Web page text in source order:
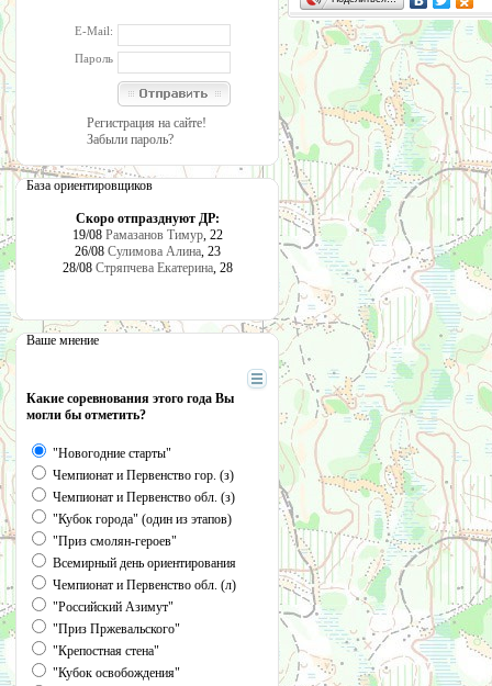
E-Mail:
Пароль
Регистрация на сайте!
Забыли пароль?
База ориентировщиков
Скоро отпразднуют ДР:
19/08 Рамазанов Тимур, 22
26/08 Сулимова Алина, 23
28/08 Стряпчева Екатерина, 28
Ваше мнение
Какие соревнования этого года Вы
могли бы отметить?
"Новогодние старты"
Чемпионат и Первенство гор. (з)
Чемпионат и Первенство обл. (з)
"Кубок города" (один из этапов)
"Приз смолян-героев"
Всемирный день ориентирования
Чемпионат и Первенство обл. (л)
"Российский Азимут"
"Приз Пржевальского"
"Крепостная стена"
"Кубок освобождения"